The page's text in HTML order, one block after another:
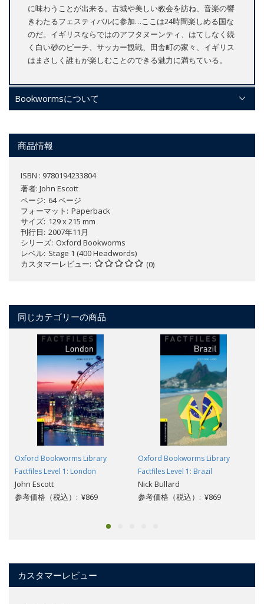
に味わうことが出来る。古城や美しい教会を訪ね、音楽の響
きわたるフェスティバルに参加…ここは24時間楽しめる国な
のだ。イギリスならではのアフタヌーンティ、はてしなく続
く白い砂のビーチ、サッカー観戦、田舎町の家々、イギリス
はまさしく誰もが楽しむことのできる魅力に満ちている。
Bookwormsについて
商品情報
ISBN : 9780194233804
著者: John Escott
ページ 64 ページ
フォーマット
Paperback
サイズ 129 x 215 mm
刊行日 2007年11月
シリーズ Oxford Bookworms
レベル Stage 1 (400 Headwords)
カスタマーレビュー
(0)
同じカテゴリーの商品
Oxford Bookworms Library
Factfiles Level 1: London
John Escott
参考価格（税込）: ¥869
Oxford Bookworms Library
Factfiles Level 1: Brazil
Nick Bullard
参考価格（税込）: ¥869
カスタマーレビュー